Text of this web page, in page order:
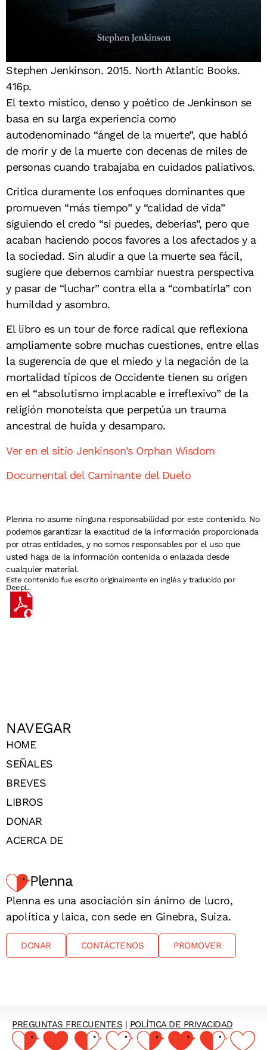
Stephen Jenkinson. 2015. North Atlantic Books.
416p.
El texto místico, denso y poético de Jenkinson se
basa en su larga experiencia como
autodenominado “ángel de la muerte”, que habló
de morir y de la muerte con decenas de miles de
personas cuando trabajaba en cuidados paliativos.
Critica duramente los enfoques dominantes que
promueven “más tiempo” y “calidad de vida”
siguiendo el credo “si puedes, deberías”, pero que
acaban haciendo pocos favores a los afectados y a
la sociedad. Sin aludir a que la muerte sea fácil,
sugiere que debemos cambiar nuestra perspectiva
y pasar de “luchar” contra ella a “combatirla” con
humildad y asombro.
El libro es un tour de force radical que reflexiona
ampliamente sobre muchas cuestiones, entre ellas
la sugerencia de que el miedo y la negación de la
mortalidad típicos de Occidente tienen su origen
en el “absolutismo implacable e irreflexivo” de la
religión monoteísta que perpetúa un trauma
ancestral de huida y desamparo.
Ver en el sitio Jenkinson’s Orphan Wisdom
Documental del Caminante del Duelo
Plenna no asume ninguna responsabilidad por este contenido. No
podemos garantizar la exactitud de la información proporcionada
por otras entidades, y no somos responsables por el uso que
usted haga de la información contenida o enlazada desde
cualquier material.
Este contenido fue escrito originalmente en inglés y traducido por
DeepL.
NAVEGAR
HOME
SEÑALES
BREVES
LIBROS
DONAR
ACERCA DE
Plenna
Plenna es una asociación sin ánimo de lucro,
apolítica y laica, con sede en Ginebra, Suiza.
DONAR CONTÁCTENOS PROMOVER
PREGUNTAS FRECUENTES | POLÍTICA DE PRIVACIDAD